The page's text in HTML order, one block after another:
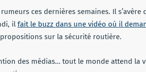
ces dernières semaines. Il
il fait le buzz dans une vidéo où il
sur la sécurité routière.
des médias… tout le monde attend la